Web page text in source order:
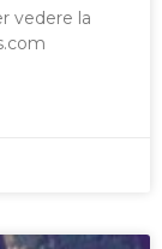
vedere la